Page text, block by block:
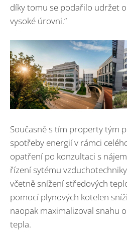
díky tomu se podařilo udržet
vysoké úrovni.“
Současně s tím property tým
spotřeby energií v rámci
opatření po konzultaci s
řízení sytému
včetně snížení středových
pomocí plynových kotelen
naopak maximalizoval snahu
tepla.